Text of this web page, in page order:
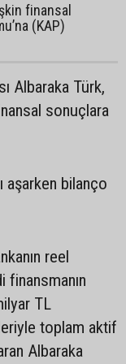
finansal
(KAP)
Albaraka Türk,
sonuçlara
aşarken bilanço
reel
TL
toplam aktif
Albaraka